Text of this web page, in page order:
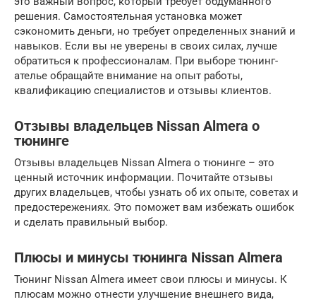
решения. Самостоятельная установка может
сэкономить деньги, но требует определенных знаний и
навыков. Если вы не уверены в своих силах, лучше
обратиться к профессионалам. При выборе тюнинг-
ателье обращайте внимание на опыт работы,
квалификацию специалистов и отзывы клиентов.
Отзывы владельцев Nissan Almera о
тюнинге
Отзывы владельцев Nissan Almera о тюнинге – это
ценный источник информации. Почитайте отзывы
других владельцев, чтобы узнать об их опыте, советах и
предостережениях. Это поможет вам избежать ошибок
и сделать правильный выбор.
Плюсы и минусы тюнинга Nissan Almera
Тюнинг Nissan Almera имеет свои плюсы и минусы. К
плюсам можно отнести улучшение внешнего вида,